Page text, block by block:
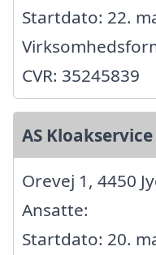
Startdato: 22.
CVR: 35245839
AS Kloakservice
Orevej 1, 4450
Ansatte:
Startdato: 20.